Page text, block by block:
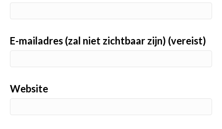
E-mailadres (zal niet zichtbaar zijn) (vereist)
Website